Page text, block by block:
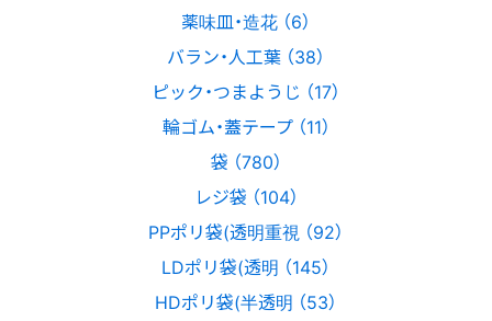
薬味皿・造花 （6）
バラン・人工葉 （38）
ピック・つまようじ （17）
輪ゴム・蓋テープ （11）
袋 （780）
レジ袋 （104）
PPポリ袋(透明重視 （92）
LDポリ袋(透明 （145）
HDポリ袋(半透明 （53）